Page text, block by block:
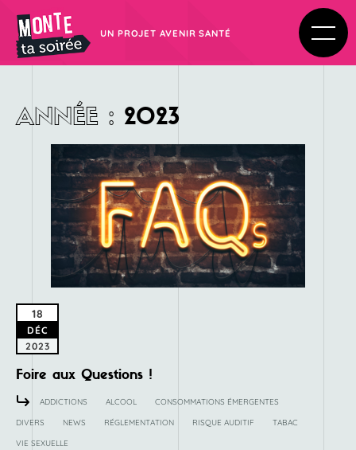
UN PROJET AVENIR SANTÉ
ANNÉE : 2023
18
DÉC
2023
Foire aux Questions !
ADDICTIONS ALCOOL
CONSOMMATIONS ÉMERGENTES
DIVERS
NEWS RÉGLEMENTATION RISQUE AUDITIF
TABAC
VIE SEXUELLE